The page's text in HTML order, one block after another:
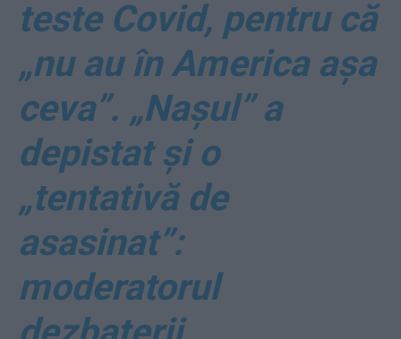
teste Covid, pentru că
„nu au în America așa
ceva”. „Nașul” a
depistat și o
„tentativă de
asasinat”:
moderatorul